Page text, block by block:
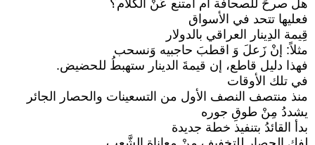
هلْ صرحَ للصحافة أَم أمتنع عَنْ الكلام؟
فعليها تتحد في الأسواق
قِيمة الدِينار العراقي بالدولار
مثلاً: إنْ زَعلَ وَ اقطبَ حاجبيه وَنسحب
فهذا دليل قاطع، إن قيمةَ الدينار ستهبطُ للحضيض.
في تلك الأوقات
منذ منتصف النصف الأول من التسعينات والحصار الجائر
يشددُ مِنْ طوقِ جوره
بدأ القائدُ بتنفيذ خطة جديدة